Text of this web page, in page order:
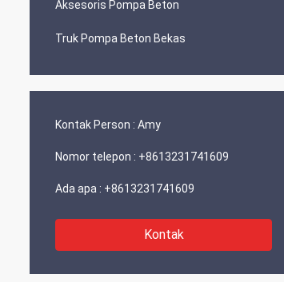
Aksesoris Pompa Beton
Truk Pompa Beton Bekas
Kontak Person : Amy
Nomor telepon : +8613231741609
Ada apa : +8613231741609
Kontak